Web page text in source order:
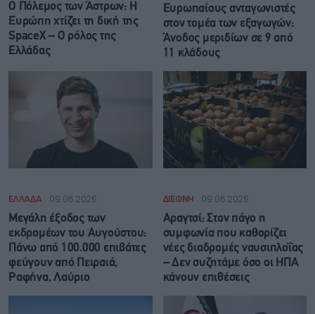
Ο Πόλεμος των Άστρων: Η
Ευρώπη χτίζει τη δική της
SpaceX – Ο ρόλος της
Ελλάδας
Ευρωπαίους ανταγωνιστές
στον τομέα των εξαγωγών:
Άνοδος μεριδίων σε 9 από
11 κλάδους
ΕΛΛΑΔΑ 09.08.2026
Μεγάλη έξοδος των
εκδρομέων του Αυγούστου:
Πάνω από 100.000 επιβάτες
φεύγουν από Πειραιά,
Ραφήνα, Λαύριο
ΔΙΕΘΝΗ 09.08.2026
Αραγτσί: Στον πάγο η
συμφωνία που καθορίζει
νέες διαδρομές ναυσιπλοΐας
– Δεν συζητάμε όσο οι ΗΠΑ
κάνουν επιθέσεις